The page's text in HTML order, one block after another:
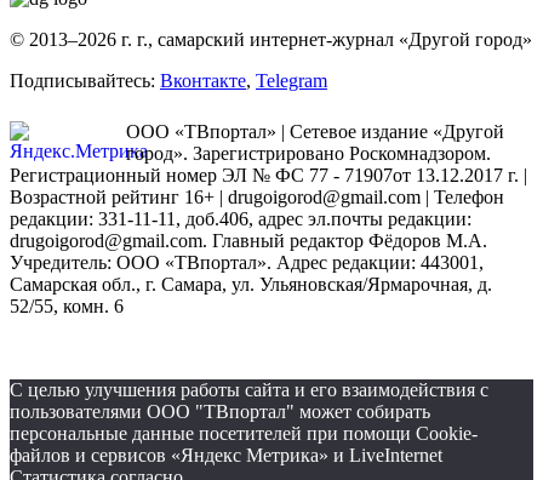
© 2013–2026 г. г., самарский интернет-журнал «Другой город»
Подписывайтесь: Вконтакте, Telegram
ООО «ТВпортал» | Сетевое издание «Другой
город». Зарегистрировано Роскомнадзором.
Регистрационный номер ЭЛ № ФС 77 - 71907от 13.12.2017 г. |
Возрастной рейтинг 16+ | drugoigorod@gmail.com | Телефон
редакции: 331-11-11, доб.406, адрес эл.почты редакции:
drugoigorod@gmail.com. Главный редактор Фёдоров М.А.
Учредитель: ООО «ТВпортал». Адрес редакции: 443001,
Самарская обл., г. Самара, ул. Ульяновская/Ярмарочная, д.
52/55, комн. 6
С целью улучшения работы сайта и его взаимодействия с
пользователями ООО "ТВпортал" может собирать
персональные данные посетителей при помощи Cookie-
файлов и сервисов «Яндекс Метрика» и LiveInternet